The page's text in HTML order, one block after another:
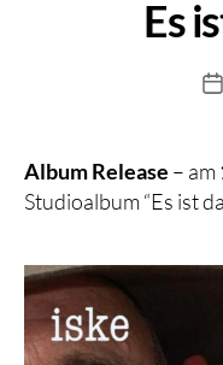
Es
Album Release – am
Studioalbum “Es ist